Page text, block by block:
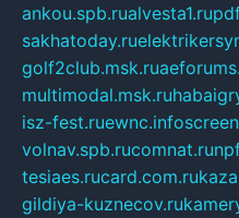
ankou.spb.rualvesta1.ru
sakhatoday.ru
golf2club.msk.ru
multimodal.msk.ru
isz-fest.ruewnc.info
volnav.spb.rucomnat.ru
tesiaes.rucard.com.ru
gildiya-kuznecov.ru